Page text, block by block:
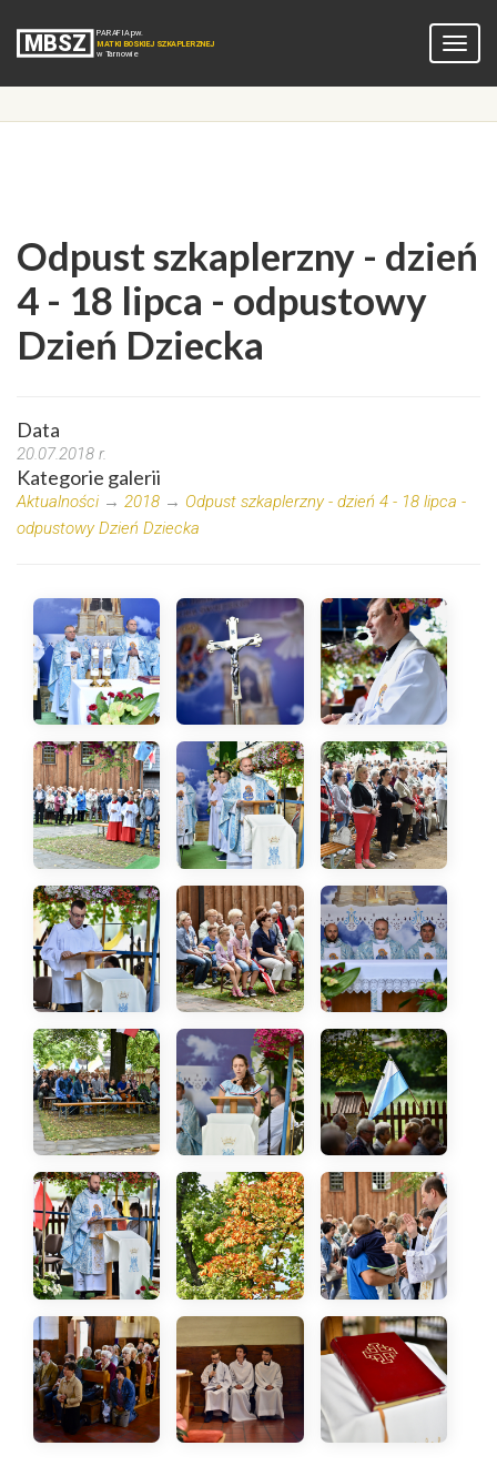
Odpust szkaplerzny - dzień
4 - 18 lipca - odpustowy
Dzień Dziecka
Data
20.07.2018 r.
Kategorie galerii
Aktualności → 2018 → Odpust szkaplerzny - dzień 4 - 18 lipca -
odpustowy Dzień Dziecka